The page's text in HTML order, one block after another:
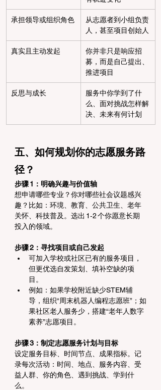
承担领导或组织角色
从志愿者到小组负责
人，甚至项目创始人
真实且主动发起
你并非只是响应招
募，而是自己提出、
推进项目
反思与成长
服务中你学到了什
么、面对挑战怎样解
决、未来有何计划
五、如何规划你的志愿服务路
径？
步骤 1：明确兴趣与价值轴
想申请哪些专业？你对哪些社会议题感兴
趣？比如：环境、教育、公共卫生、老年
关怀、科技普及。选出 1‑2 个你愿意长期
投入的领域。
步骤 2：寻找项目或自己发起
可加入学校或社区已有的服务项目，
但更优选自发策划、填补空缺的项
目。
例如：如果学校附近缺少STEM辅
导，组织“周末机器人编程志愿班”；如
果社区老人服务少，搭建“老年人数字
素养”志愿项目。
步骤 3：制定志愿服务计划与目标
设定服务目标、时间节点、成果指标。记
录每次活动：时间、地点、服务内容、受
益人群、你的角色、遇到挑战、学到什
么。